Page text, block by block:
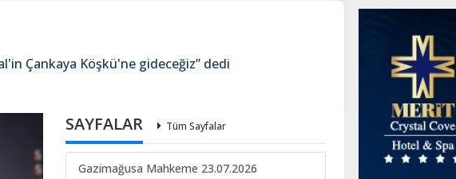
Çankaya Köşkü'ne gideceğiz” dedi
SAYFALAR Tüm Sayfalar
Gazimağusa Mahkeme 23.07.2026